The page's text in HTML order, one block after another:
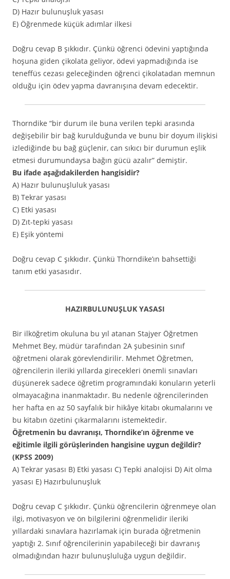
D) Hazır bulunuşluk yasası
E) Öğrenmede küçük adımlar ilkesi
Doğru cevap B şıkkıdır. Çünkü öğrenci ödevini yaptığında
hoşuna giden çikolata geliyor, ödevi yapmadığında ise
teneffüs cezası geleceğinden öğrenci çikolatadan memnun
olduğu için ödev yapma davranışına devam edecektir.
Thorndike “bir durum ile buna verilen tepki arasında
değişebilir bir bağ kurulduğunda ve bunu bir doyum ilişkisi
izlediğinde bu bağ güçlenir, can sıkıcı bir durumun eşlik
etmesi durumundaysa bağın gücü azalır” demiştir.
Bu ifade aşağıdakilerden hangisidir?
A) Hazır bulunuşluluk yasası
B) Tekrar yasası
C) Etki yasası
D) Zıt-tepki yasası
E) Eşik yöntemi
Doğru cevap C şıkkıdır. Çünkü Thorndike’ın bahsettiği
tanım etki yasasıdır.
HAZIRBULUNUŞLUK YASASI
Bir ilköğretim okuluna bu yıl atanan Stajyer Öğretmen
Mehmet Bey, müdür tarafından 2A şubesinin sınıf
öğretmeni olarak görevlendirilir. Mehmet Öğretmen,
öğrencilerin ileriki yıllarda girecekleri önemli sınavları
düşünerek sadece öğretim programındaki konuların yeterli
olmayacağına inanmaktadır. Bu nedenle öğrencilerinden
her hafta en az 50 sayfalık bir hikâye kitabı okumalarını ve
bu kitabın özetini çıkarmalarını istemektedir.
Öğretmenin bu davranışı, Thorndike’ın öğrenme ve
eğitimle ilgili görüşlerinden hangisine uygun değildir?
(KPSS 2009)
A) Tekrar yasası B) Etki yasası C) Tepki analojisi D) Ait olma
yasası E) Hazırbulunuşluk
Doğru cevap C şıkkıdır. Çünkü öğrencilerin öğrenmeye olan
ilgi, motivasyon ve ön bilgilerini öğrenmelidir ileriki
yıllardaki sınavlara hazırlamak için burada öğretmenin
yaptığı 2. Sınıf öğrencilerinin yapabileceği bir davranış
olmadığından hazır bulunuşluluğa uygun değildir.